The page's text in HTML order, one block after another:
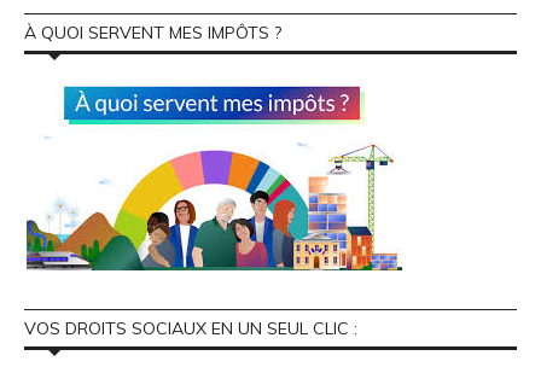
À QUOI SERVENT MES IMPÔTS ?
VOS DROITS SOCIAUX EN UN SEUL CLIC :